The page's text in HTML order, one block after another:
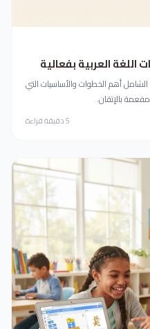
اللغة العربية بفعالية
أهم الخطوات والأساسيات التي
بالإتقان.
5دقيقة قراءة